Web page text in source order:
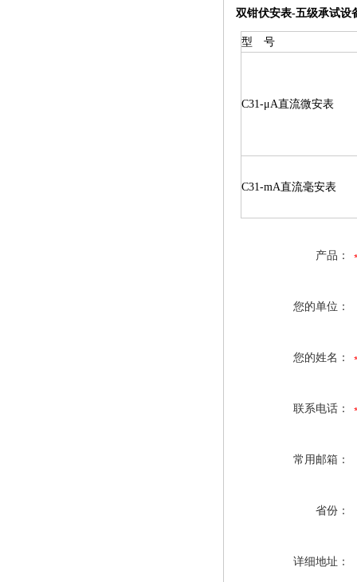
双钳伏安表-五级承试设
型 号
C31-μA直流微安表
C31-mA直流毫安表
产品：
您的单位：
您的姓名：
联系电话：
常用邮箱：
省份：
详细地址：